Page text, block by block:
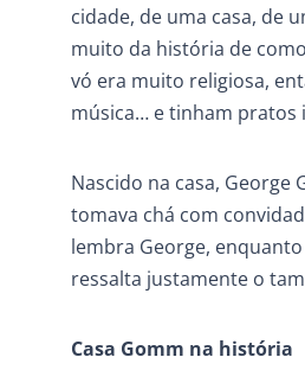
cidade, de uma casa, de
muito da história de
vó era muito religiosa,
música… e tinham pratos
Nascido na casa,
tomava chá com
lembra George,
ressalta justamente o
Casa Gomm na história